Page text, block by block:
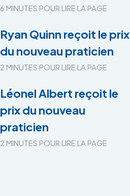
6 MINUTES POUR LIRE LA PAGE
Ryan Quinn reçoit le prix
du nouveau praticien
2 MINUTES POUR LIRE LA PAGE
Léonel Albert reçoit le
prix du nouveau
praticien
2 MINUTES POUR LIRE LA PAGE